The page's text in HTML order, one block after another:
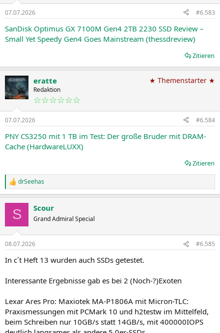
n
e
n
:
07.07.2026 #6.583
SanDisk Optimus GX 7100M Gen4 2TB 2230 SSD Review –
Small Yet Speedy Gen4 Goes Mainstream (thessdreview)
Zitieren
eratte
Redaktion
☆☆☆☆☆☆
★ Themenstarter ★
07.07.2026 #6.584
PNY CS3250 mit 1 TB im Test: Der große Bruder mit DRAM-
Cache (HardwareLUXX)
Zitieren
R
e
e
:
drSeehas
S Scour
Grand Admiral Special
08.07.2026 #6.585
In c´t Heft 13 wurden auch SSDs getestet.
Interessante Ergebnisse gab es bei 2 (Noch-?)Exoten
Lexar Ares Pro: Maxiotek MA-P1806A mit Micron-TLC:
Praxismessungen mit PCMark 10 und h2testw im Mittelfeld,
beim Schreiben nur 10GB/s statt 14GB/s, mit 400000IOPS